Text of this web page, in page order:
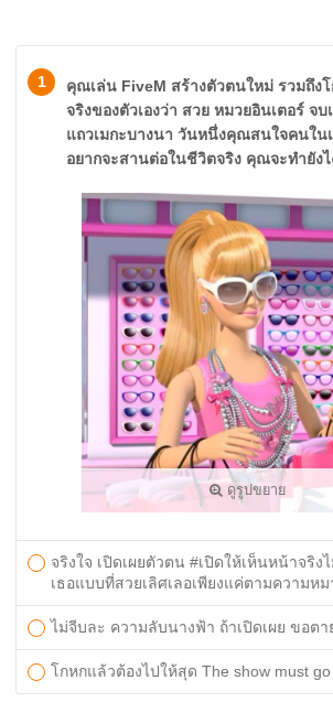
1
คุณเล่น FiveM สร้างตัวตนใหม่ รวมถึง
จริงของตัวเองว่า สวย หมวยอินเตอร์ จบ
แถวเมกะบางนา วันหนึ่งคุณสนใจคนใน
อยากจะสานต่อในชีวิตจริง คุณจะทำยังไ
ดูรูปขยาย
จริงใจ เปิดเผยตัวตน #เปิดให้เห็นหน้าจริง
เธอแบบที่สวยเลิศเลอเพียงแค่ตามความห
ไม่จีบละ ความลับนางฟ้า ถ้าเปิดเผย ขอตา
โกหกแล้วต้องไปให้สุด The show must go